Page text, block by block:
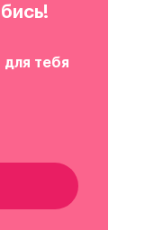
для тебя